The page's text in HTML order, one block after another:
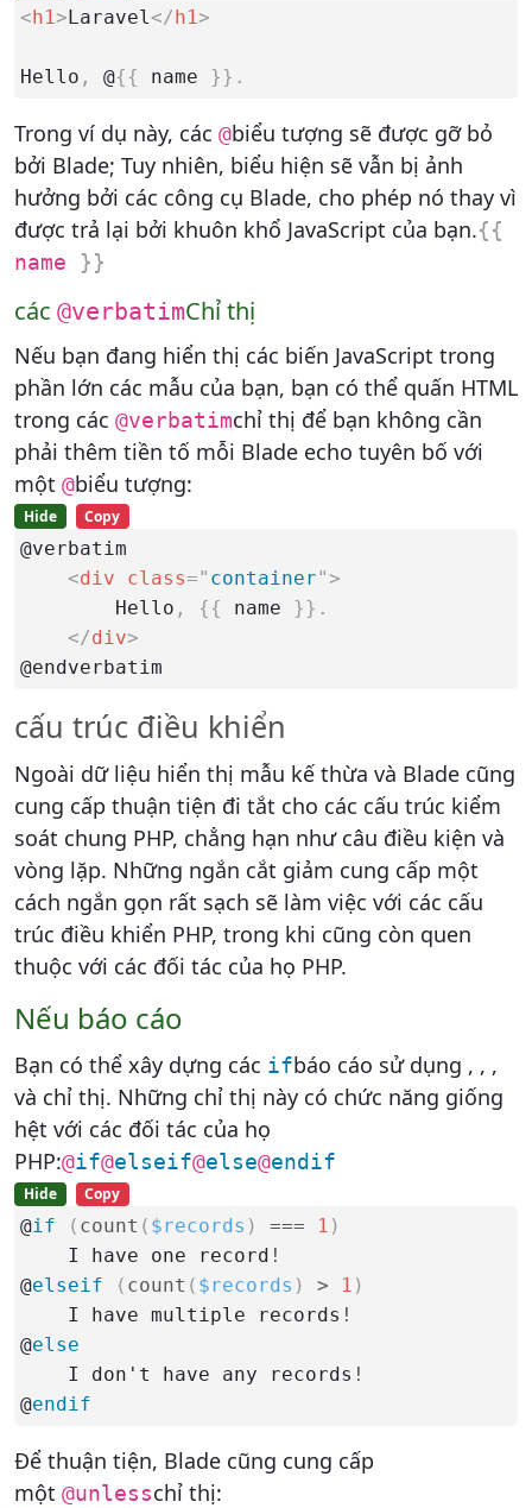
<h1 >Laravel </h1 >
Hello , @{{ name }} .
Trong ví dụ này, các @biểu tượng sẽ được gỡ bỏ
bởi Blade; Tuy nhiên, biểu hiện sẽ vẫn bị ảnh
hưởng bởi các công cụ Blade, cho phép nó thay vì
được trả lại bởi khuôn khổ JavaScript của bạn.{{
name }}
các @verbatimChỉ thị
Nếu bạn đang hiển thị các biến JavaScript trong
phần lớn các mẫu của bạn, bạn có thể quấn HTML
trong các @verbatimchỉ thị để bạn không cần
phải thêm tiền tố mỗi Blade echo tuyên bố với
một @biểu tượng:
Hide Copy
@verbatim
<div class=" container">
        Hello
, {{ name }} .
</div>
@endverbatim
cấu trúc điều khiển
Ngoài dữ liệu hiển thị mẫu kế thừa và Blade cũng
cung cấp thuận tiện đi tắt cho các cấu trúc kiểm
soát chung PHP, chẳng hạn như câu điều kiện và
vòng lặp. Những ngắn cắt giảm cung cấp một
cách ngắn gọn rất sạch sẽ làm việc với các cấu
trúc điều khiển PHP, trong khi cũng còn quen
thuộc với các đối tác của họ PHP.
Nếu báo cáo
Bạn có thể xây dựng các ifbáo cáo sử dụng , , ,
và chỉ thị. Những chỉ thị này có chức năng giống
hệt với các đối tác của họ
PHP:@if@elseif@else@endif
Hide Copy
@if ( count ( $records ) === 1 )
    I have one record
!
@elseif ( count ( $records ) > 1 )
    I have multiple records
!
@else
    I don't have any records
!
@endif
Để thuận tiện, Blade cũng cung cấp
một @unlesschỉ thị: